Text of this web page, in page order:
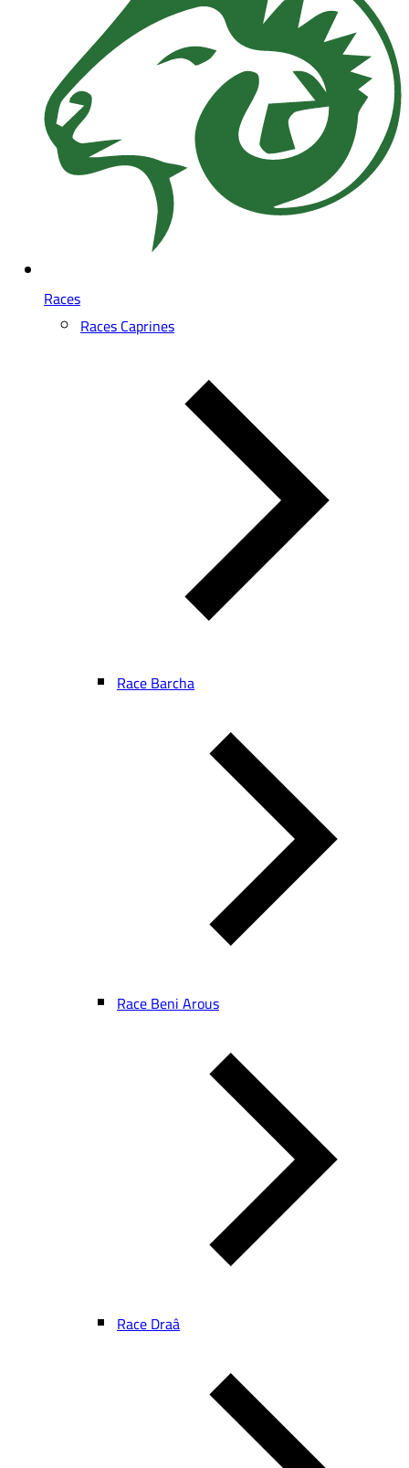
Races
Races Caprines
Race Barcha
Race Beni Arous
Race Draâ